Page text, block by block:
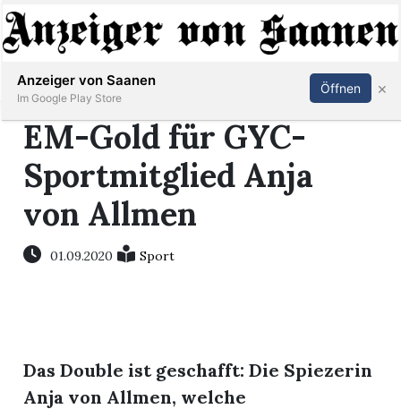
Events
Abonnieren Anmelden
EM-Gold für GYC-
Sportmitglied Anja
von Allmen
01.09.2020 Sport
Das Double ist geschafft: Die Spiezerin
Anja von Allmen, welche
Anzeiger von Saanen
Im Google Play Store
Öffnen ×